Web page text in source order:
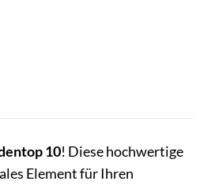
10! Diese hochwertige
Element für Ihren